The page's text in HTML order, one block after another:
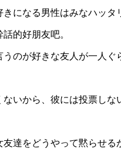
きになる男性はみなハッタ
的好朋友吧。
のが好きな友人が一人ぐ
いから、彼には投票しな
達をどうやって黙らせる